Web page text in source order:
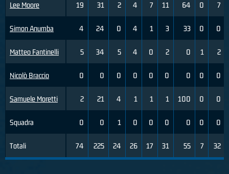
Lee Moore
Simon Anumba
Matteo Fantinelli
Nicolò Braccio
Samuele Moretti
Squadra
Totali
19 31 2 4 7 11 64 0 7
4 24 0 4 1 3 33 0 0
5 34 5 4 0 2 0 1 2
0 0 0 0 0 0 0 0 0
2 21 4 1 1 1 100 0 0
0 0 1 0 0 0 0 0 0
74 225 24 26 17 31 55 7 32